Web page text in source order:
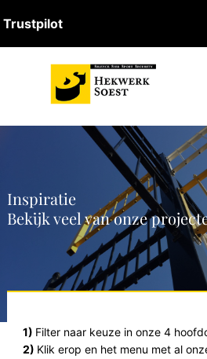
Trustpilot
Inspiratie
Bekijk veel van onze
1) Filter naar keuze in onze 4
2) Klik erop en het menu met al